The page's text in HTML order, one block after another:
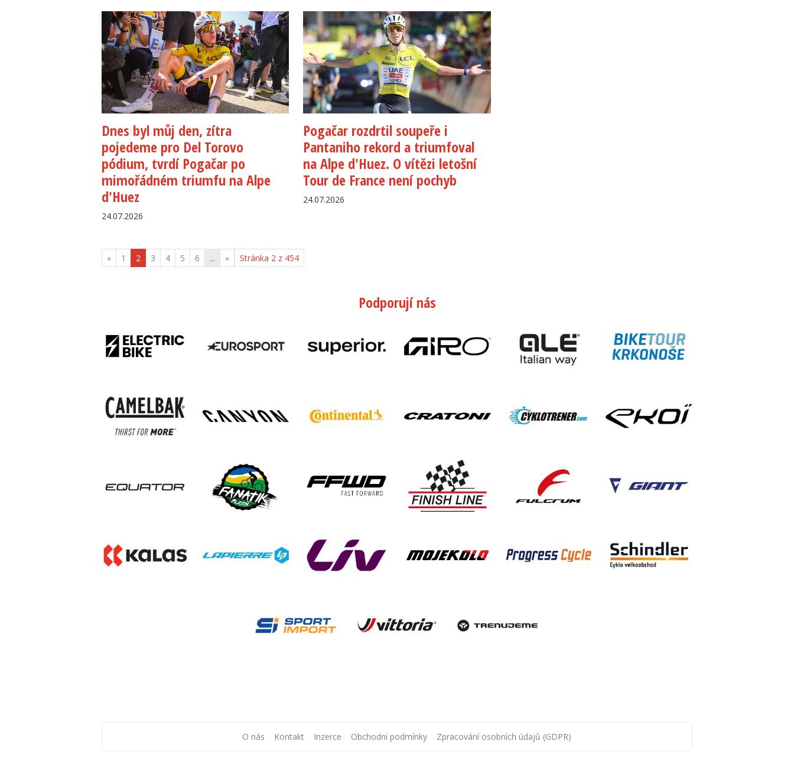
Dnes byl můj den, zítra
pojedeme pro Del Torovo
pódium, tvrdí Pogačar po
mimořádném triumfu na Alpe
d'Huez
24.07.2026
Pogačar rozdrtil soupeře i
Pantaniho rekord a triumfoval
na Alpe d'Huez. O vítězi letošní
Tour de France není pochyb
24.07.2026
« 1 2 3 4 5 6 ... » Stránka 2 z 454
Podporují nás
O nás Kontakt Inzerce Obchodní podmínky Zpracování osobních údajů (GDPR)